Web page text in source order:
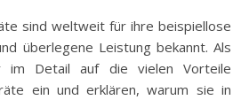
überlegene Leistung bekannt. Als
im Detail auf die vielen Vorteile
ein und erklären, warum sie in